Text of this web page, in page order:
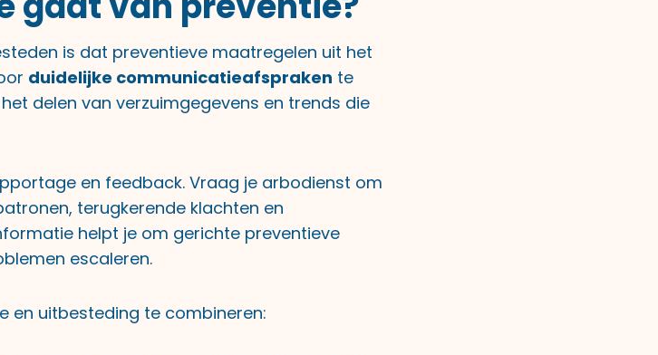
is dat preventieve maatregelen uit het
duidelijke communicatieafspraken te
delen van verzuimgegevens en trends die
en feedback. Vraag je arbodienst om
terugkerende klachten en
helpt je om gerichte preventieve
escaleren.
en uitbesteding te combineren: